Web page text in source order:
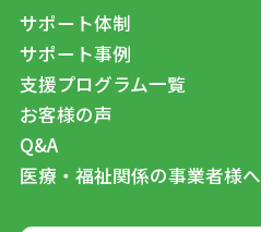
サポート体制
サポート事例
支援プログラム一覧
お客様の声
Q&A
医療・福祉関係の事業者様へ